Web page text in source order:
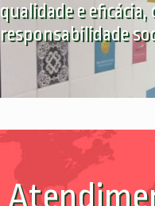
qualidade e
responsabilidade